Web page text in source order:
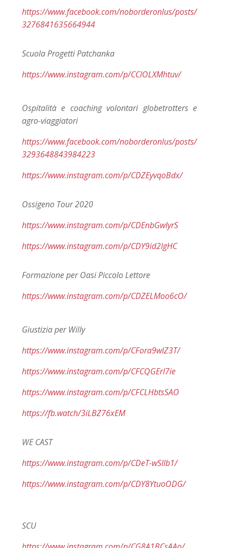
https://www.facebook.com/noborderonlus/posts/
3276841635664944
Scuola Progetti Patchanka
https://www.instagram.com/p/CClOLXMhtuv/
Ospitalità e coaching volontari globetrotters e
agro-viaggiatori
https://www.facebook.com/noborderonlus/posts/
3293648843984223
https://www.instagram.com/p/CDZEyvqoBdx/
Ossigeno Tour 2020
https://www.instagram.com/p/CDEnbGwIyrS
https://www.instagram.com/p/CDY9id2IgHC
Formazione per Oasi Piccolo Lettore
https://www.instagram.com/p/CDZELMoo6cO/
Giustizia per Willy
https://www.instagram.com/p/CFora9wIZ3T/
https://www.instagram.com/p/CFCQGErI7ie
https://www.instagram.com/p/CFCLHbtsSAO
https://fb.watch/3iLBZ76xEM
WE CAST
https://www.instagram.com/p/CDeT-wSIIb1/
https://www.instagram.com/p/CDY8YtuoODG/
SCU